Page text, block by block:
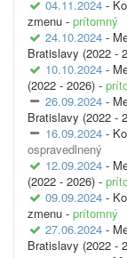
04.11.2024 -
zmenu - prítomný
24.10.2024 -
Bratislavy (2022 -
10.10.2024 -
(2022 - 2026) -
26.09.2024 -
Bratislavy (2022 -
16.09.2024 -
ospravedlnený
12.09.2024 -
(2022 - 2026) -
09.09.2024 -
zmenu - prítomný
27.06.2024 -
Bratislavy (2022 -